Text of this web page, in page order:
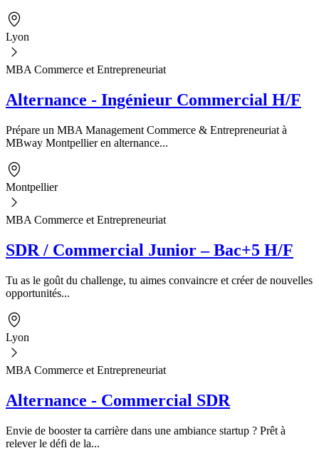
Lyon
MBA Commerce et Entrepreneuriat
Alternance - Ingénieur Commercial H/F
Prépare un MBA Management Commerce & Entrepreneuriat à
MBway Montpellier en alternance...
Montpellier
MBA Commerce et Entrepreneuriat
SDR / Commercial Junior – Bac+5 H/F
Tu as le goût du challenge, tu aimes convaincre et créer de nouvelles
opportunités...
Lyon
MBA Commerce et Entrepreneuriat
Alternance - Commercial SDR
Envie de booster ta carrière dans une ambiance startup ? Prêt à
relever le défi de la...